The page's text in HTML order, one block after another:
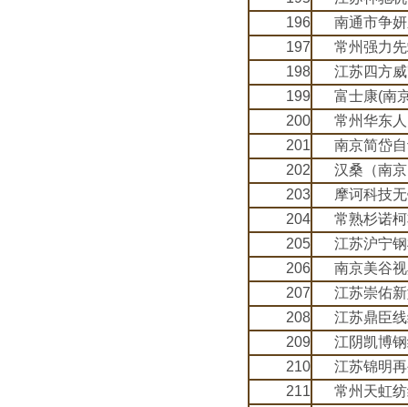
196
南通市争
197
常州强力
198
江苏四方
199
富士康(南
200
常州华东
201
南京简岱
202
汉桑（南
203
摩诃科技
204
常熟杉诺
205
江苏沪宁
206
南京美谷
207
江苏崇佑
208
江苏鼎臣
209
江阴凯博
210
江苏锦明
211
常州天虹